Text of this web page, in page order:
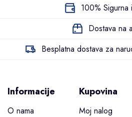
100% Sigurna
Dostava na
Besplatna dostava za
Informacije
O nama
Kupovina
Moj nalog